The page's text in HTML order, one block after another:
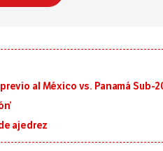
al México vs. Panamá Sub-
ajedrez
Un fuerte terremoto de
julio en la prefectura de
al sur de Japón, provocando
emergencia de gran